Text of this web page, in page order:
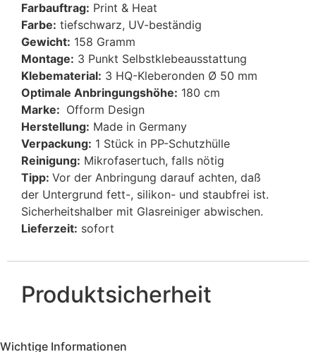
Farbauftrag: Print & Heat
Farbe: tiefschwarz, UV-beständig
Gewicht: 158 Gramm
Montage: 3 Punkt Selbstklebeausstattung
Klebematerial: 3 HQ-Kleberonden Ø 50 mm
Optimale Anbringungshöhe: 180 cm
Marke: Ofform Design
Herstellung: Made in Germany
Verpackung: 1 Stück in PP-Schutzhülle
Reinigung: Mikrofasertuch, falls nötig
Tipp: Vor der Anbringung darauf achten, daß
der Untergrund fett-, silikon- und staubfrei ist.
Sicherheitshalber mit Glasreiniger abwischen.
Lieferzeit: sofort
Produktsicherheit
Wichtige Informationen